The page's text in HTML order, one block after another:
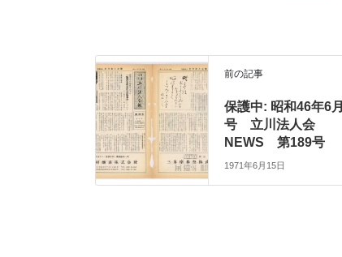
前の記事
保護中: 昭和46年6月
号 立川法人会
NEWS 第189号
1971年6月15日